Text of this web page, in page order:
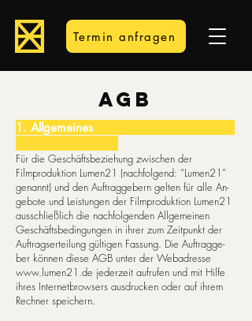
Termin anfragen
AGB
1. All­ge­mei­nes
Für die Geschäftsbeziehung zwischen der
Filmproduktion Lumen21 (nachfolgend: “Lumen21”
genannt) und den Auf­trag­ge­bern gel­ten für al­le An­­
ge­bo­te und Leis­tun­gen der Filmproduktion Lumen21
aus­schließ­lich die nachfolgenden Allgemeinen
Geschäftsbedingungen in ihrer zum Zeitpunkt der
Auf­trag­ser­tei­lung gültigen Fassung. Die Auf­trag­ge­
ber können diese AGB unter der Webadresse
www.lumen21.de je­der­zeit aufrufen und mit Hilfe
ihres Internetbrowsers ausdrucken oder auf ihrem
Rechner spei­chern.